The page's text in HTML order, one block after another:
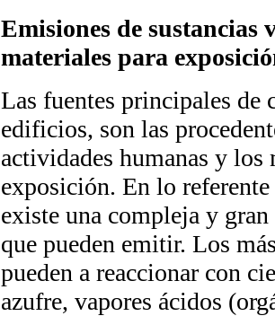
Emisiones de sustancias
materiales para
Las fuentes principales de
edificios, son las
actividades humanas y
exposición. En lo
existe una compleja y
que pueden emitir. Los
pueden a reaccionar con
azufre, vapores ácidos